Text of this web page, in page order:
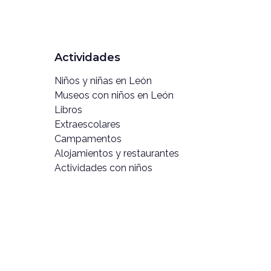
Actividades
Niños y niñas en León
Museos con niños en León
Libros
Extraescolares
Campamentos
Alojamientos y restaurantes
Actividades con niños